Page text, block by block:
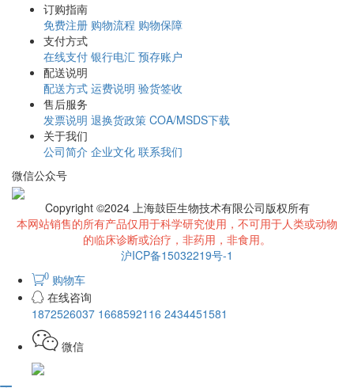
订购指南
免费注册 购物流程 购物保障
支付方式
在线支付 银行电汇 预存账户
配送说明
配送方式 运费说明 验货签收
售后服务
发票说明 退换货政策 COA/MSDS下载
关于我们
公司简介 企业文化 联系我们
微信公众号
Copyright ©2024 上海鼓臣生物技术有限公司版权所有
本网站销售的所有产品仅用于科学研究使用，不可用于人类或动物
的临床诊断或治疗，非药用，非食用。
沪ICP备15032219号-1
0 购物车
在线咨询
1872526037 1668592116 2434451581
微信